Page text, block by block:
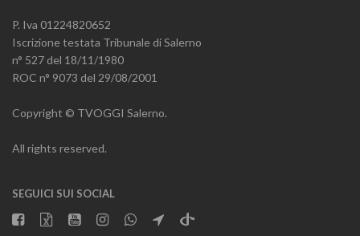
P. Iva 01224820652
Iscrizione testata Tribunale di Salerno
n° 527 del 18/11/1980
ROC n° 9073 del 29/08/2001
Copyright © TVOGGI Salerno.
All rights reserved.
SEGUICI SUI SOCIAL